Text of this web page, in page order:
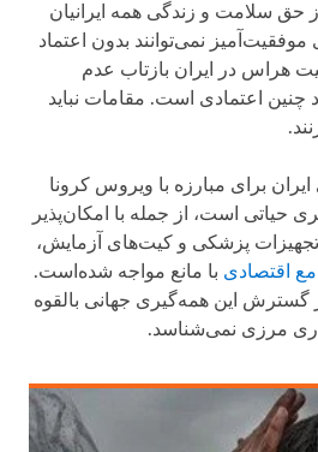
حق سلامت و زندگی همه ایرانیان
نمی‌توانند بدون اعتماد
هراس در ایران بازتاب عدم
چنین اعتمادی است. مقامات نباید
برای مبارزه با ویروس کرونا
حیاتی است، از جمله با امکان‌پذیر
پزشکی و کیت‌های آزمایش،
اقتصادی با مانع مواجه شده‌است.
گسترش این همه‌گیری جهانی بالقوه
مرزی نمی‌شناسد.